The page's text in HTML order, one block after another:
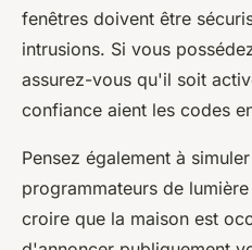
fenêtres doivent être
intrusions. Si vous
assurez-vous qu'il soit
confiance aient les codes
Pensez également à
programmateurs de
croire que la maison est